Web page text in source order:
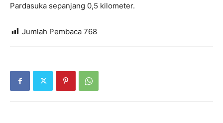
Pardasuka sepanjang 0,5 kilometer.
Jumlah Pembaca 768